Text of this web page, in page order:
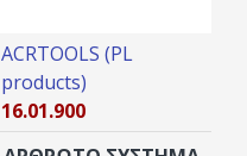
ACRTOOLS (PL
products)
16.01.900